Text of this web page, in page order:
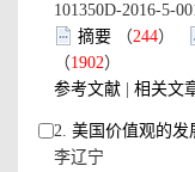
101350D-2016-5-
摘要 （244）
（1902）
参考文献
相关文
2. 美国价值观的发
李辽宁